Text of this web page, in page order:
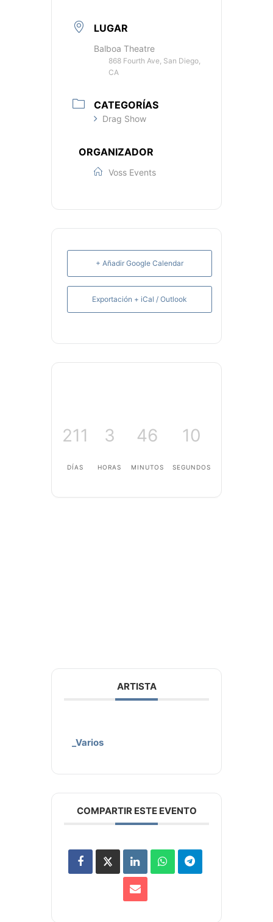
LUGAR
Balboa Theatre
868 Fourth Ave, San Diego,
CA
CATEGORÍAS
Drag Show
ORGANIZADOR
Voss Events
+ Añadir Google Calendar
Exportación + iCal / Outlook
211
DÍAS
3
HORAS
46
MINUTOS
9
SEGUNDOS
ARTISTA
_Varios
COMPARTIR ESTE EVENTO